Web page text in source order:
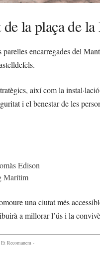
la plaça de la
parelles encarregades del
així com la
i el benestar de les
Edison
Marítim
una ciutat més
a millorar l’ús i la
Recomanem -